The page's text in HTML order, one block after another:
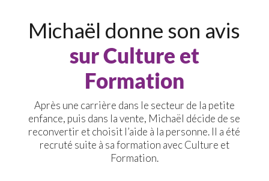
Michaël donne son avis
sur Culture et
Formation
Après une carrière dans le secteur de la petite
enfance, puis dans la vente, Michaël décide de se
reconvertir et choisit l’aide à la personne. Il a été
recruté suite à sa formation avec Culture et
Formation.